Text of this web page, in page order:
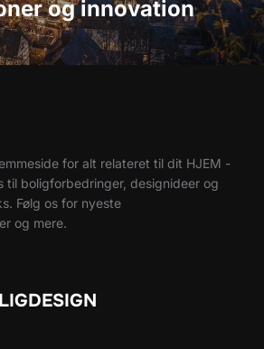
og innovation
for alt relateret til dit HJEM -
til boligforbedringer, designideer og
Følg os for nyeste
og mere.